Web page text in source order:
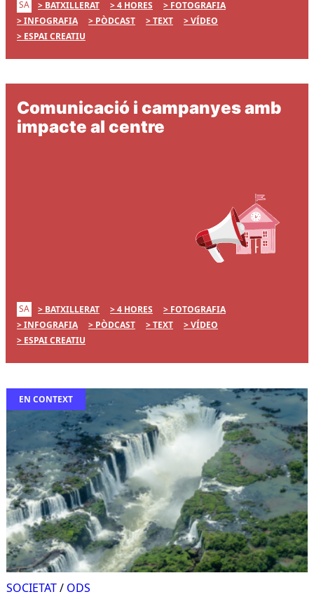
SA BATXILLERAT 4 HORES
FOTOGRAFIA
INFOGRAFIA
PÒDCAST TEXT
VÍDEO
ESPAI CREATIU
Comunicació i campanyes amb
impacte al centre
SA BATXILLERAT 4 HORES
FOTOGRAFIA
INFOGRAFIA
PÒDCAST TEXT
VÍDEO
ESPAI CREATIU
EN CONTEXT
SOCIETAT/ ODS